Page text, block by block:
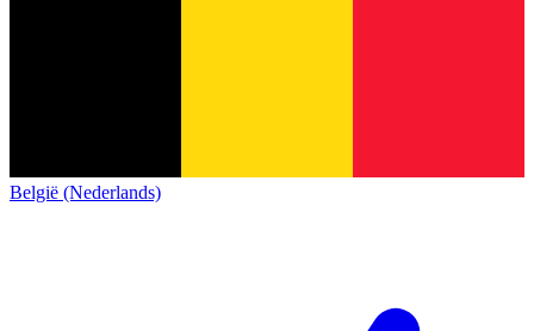
België (Nederlands)